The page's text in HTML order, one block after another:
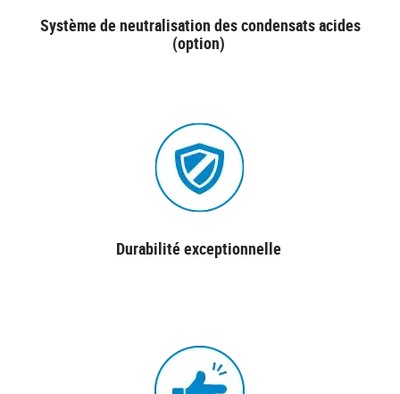
Système de neutralisation des condensats acides
(option)
Durabilité exceptionnelle